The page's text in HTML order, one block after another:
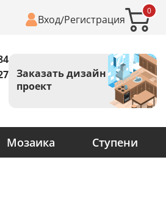
Вход/Регистрация
0
Заказать дизайн
проект
Мозаика Ступени